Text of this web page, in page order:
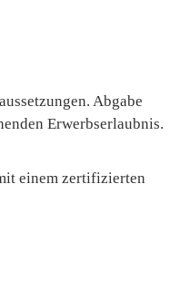
Abgabe
Erwerbserlaubnis.
einem zertifizierten